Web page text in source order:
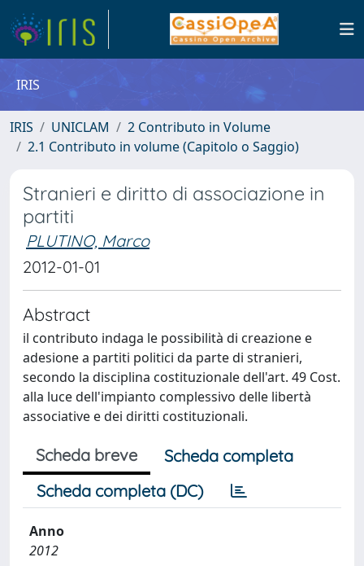
IRIS
IRIS UNICLAM
2 Contributo in Volume
2.1 Contributo in volume (Capitolo o Saggio)
Stranieri e diritto di associazione in
partiti
PLUTINO, Marco
2012-01-01
Abstract
il contributo indaga le possibilità di creazione e
adesione a partiti politici da parte di stranieri,
secondo la disciplina costituzionale dell'art. 49 Cost.
alla luce dell'impianto complessivo delle libertà
associative e dei diritti costituzionali.
Scheda breve
Scheda completa
Scheda completa (DC)
Anno
2012